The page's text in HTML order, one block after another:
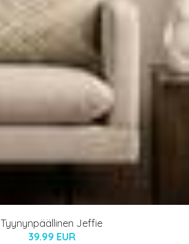
Tyynynpäällinen Jeffie
39.99 EUR